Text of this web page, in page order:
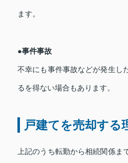
ます。
●事件事故
不幸にも事件事故などが発生し
るを得ない場合もあります。
戸建てを売却する
上記のうち転勤から相続関係ま